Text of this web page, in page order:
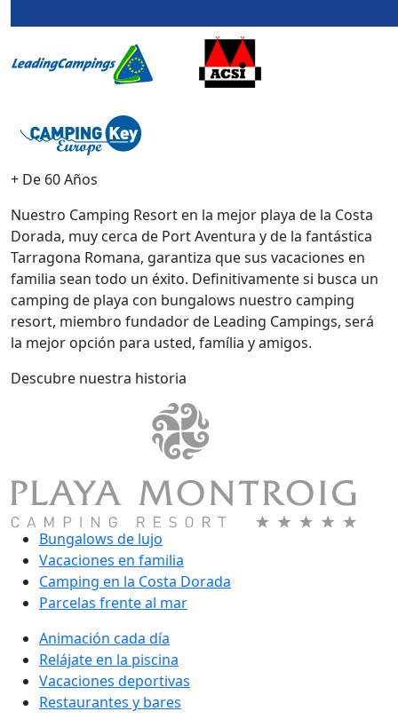
+ De 60 Años
Nuestro Camping Resort en la mejor playa de la Costa
Dorada, muy cerca de Port Aventura y de la fantástica
Tarragona Romana, garantiza que sus vacaciones en
familia sean todo un éxito. Definitivamente si busca un
camping de playa con bungalows nuestro camping
resort, miembro fundador de Leading Campings, será
la mejor opción para usted, família y amigos.
Descubre nuestra historia
Bungalows de lujo
Vacaciones en familia
Camping en la Costa Dorada
Parcelas frente al mar
Animación cada día
Relájate en la piscina
Vacaciones deportivas
Restaurantes y bares